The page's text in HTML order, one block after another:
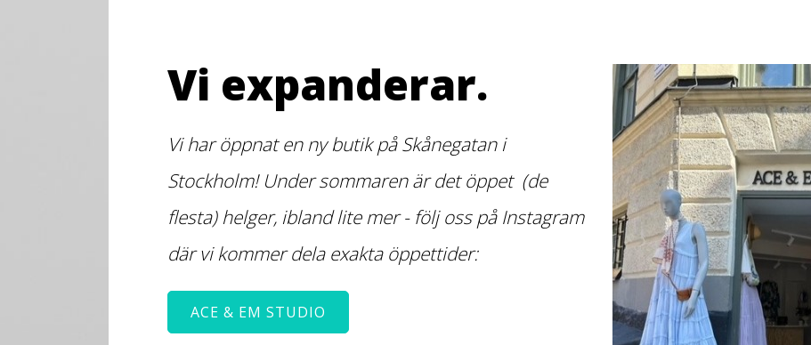
Vi expanderar.
Vi har öppnat en ny butik på Skånegatan i
Stockholm! Under sommaren är det öppet (de
flesta) helger, ibland lite mer - följ oss på Instagram
där vi kommer dela exakta öppettider:
ACE & EM STUDIO